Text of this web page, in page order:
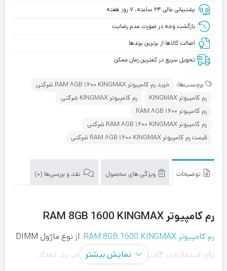
پشتیبانی عالی ۲۴ ساعته، ۷ روز هفته
بازگشت وجه در صورت عدم رضایت
اصالت کالاها از برترین برندها
تحویل سریع در کمترین زمان ممکن
برچسب‌ها:
خرید رم کامپیوتر RAM 8GB 1600 KINGMAX شرکتی
رم کامپیوتر KINGMAX
رم کامپیوتر KINGMAX شرکتی
رم کامپیوتر RAM 8GB 1600
رم کامپیوتر RAM 8GB 1600 KINGMAX شرکتی
قیمت رم کامپیوتر RAM 8GB 1600 KINGMAX شرکتی
توضیحات ویژگی های محصول نقد و بررسی‌ها (0)
رم کامپیوتر RAM 8GB 1600 KINGMAX
رم کامپیوتر RAM 8GB 1600 KINGMAX
از نوع ماژول DIMM
برای استفاده در کامپیوترهای دسکتاپ بهره می‌برد. تعداد
نمایش بیشتر